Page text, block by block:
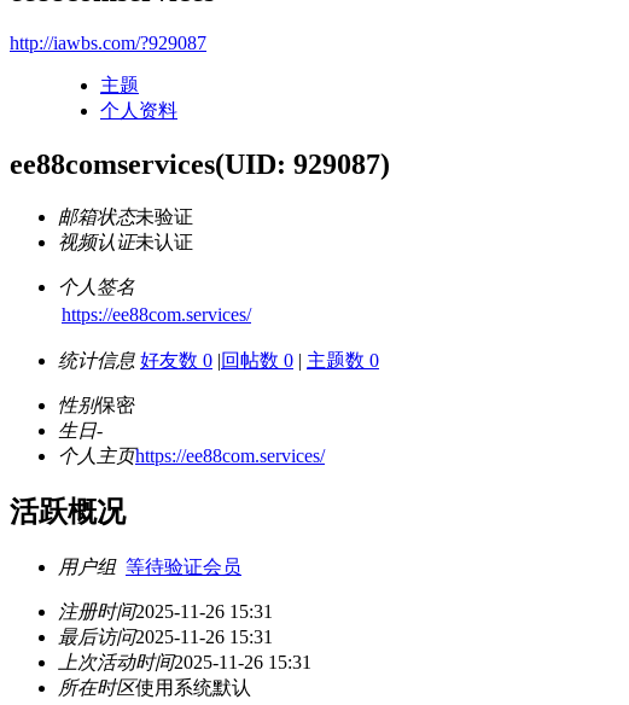
http://iawbs.com/?929087
主题
个人资料
ee88comservices(UID: 929087)
邮箱状态未验证
视频认证未认证
个人签名
https://ee88com.services/
统计信息 好友数 0 |回帖数 0 | 主题数 0
性别保密
生日-
个人主页https://ee88com.services/
活跃概况
用户组 等待验证会员
注册时间2025-11-26 15:31
最后访问2025-11-26 15:31
上次活动时间2025-11-26 15:31
所在时区使用系统默认